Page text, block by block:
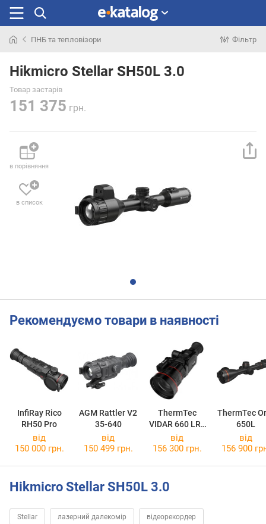
раніше
ПНБ та тепловізори Фільтр
Hikmicro Stellar SH50L 3.0
Товар застарів
151 375 грн.
в порівняння
в список
Рекомендуємо товари в наявності
InfiRay Rico
RH50 Pro
AGM Rattler V2
35-640
ThermTec
VIDAR 660 LRF
2.0
ThermTec
650L
від
150 000 грн.
від
150 499 грн.
від
156 300 грн.
від
156 900
Hikmicro Stellar SH50L 3.0
Stellar лазерний далекомір відеорекордер